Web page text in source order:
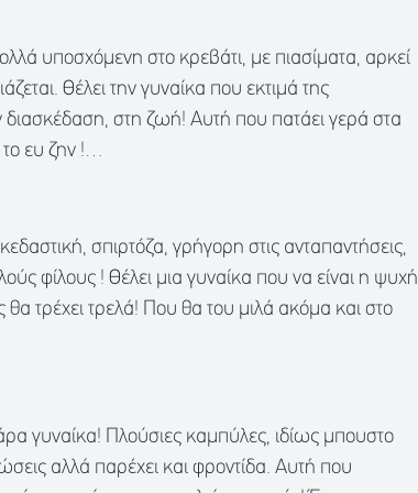
υποσχόμενη στο κρεβάτι, με πιασίματα, αρκεί
Θέλει την γυναίκα που εκτιμά της
διασκέδαση, στη ζωή! Αυτή που πατάει γερά στα
το ευ ζην !…
σπιρτόζα, γρήγορη στις ανταπαντήσεις,
φίλους ! Θέλει μια γυναίκα που να είναι η ψυχή
τρέχει τρελά! Που θα του μιλά ακόμα και στο
γυναίκα! Πλούσιες καμπύλες, ιδίως μπουστο
αλλά παρέχει και φροντίδα. Αυτή που